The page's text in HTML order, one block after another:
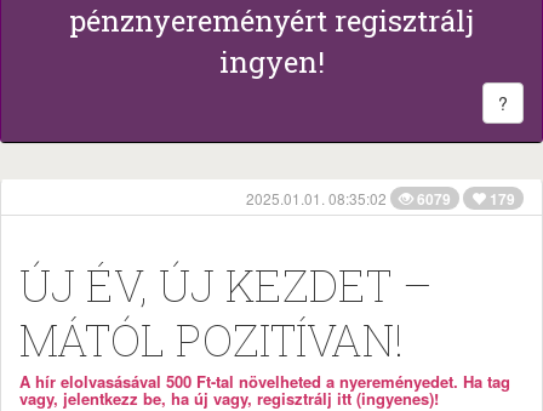
pénznyereményért regisztrálj
ingyen!
?
2025.01.01. 08:35:02 6079 179
ÚJ ÉV, ÚJ KEZDET –
MÁTÓL POZITÍVAN!
A hír elolvasásával 500 Ft-tal növelheted a nyereményedet. Ha tag
vagy, jelentkezz be, ha új vagy, regisztrálj itt (ingyenes)!